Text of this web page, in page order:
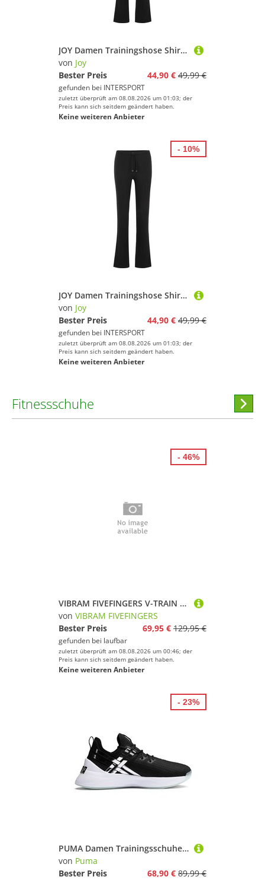
JOY Damen Trainingshose Shirley Wellness Pants
von Joy
Bester Preis
44,90 € 49,99 €
gefunden bei INTERSPORT
zuletzt überprüft am 08.08.2026 um 01:03; der
Preis kann sich seitdem geändert haben.
Keine weiteren Anbieter
JOY Damen Trainingshose Shirley Wellness Pants
von Joy
Bester Preis
44,90 € 49,99 €
gefunden bei INTERSPORT
zuletzt überprüft am 08.08.2026 um 01:03; der
Preis kann sich seitdem geändert haben.
Keine weiteren Anbieter
- 10%
Fitnessschuhe
VIBRAM FIVEFINGERS V-TRAIN ZEHENSCHUHE Damen Schwarz 36
von VIBRAM FIVEFINGERS
Bester Preis
69,95 € 129,95 €
gefunden bei laufbar
zuletzt überprüft am 08.08.2026 um 00:46; der
Preis kann sich seitdem geändert haben.
Keine weiteren Anbieter
- 46%
PUMA Damen Trainingsschuhe "Jaab XT TZ"
von Puma
Bester Preis
68,90 € 89,99 €
- 23%